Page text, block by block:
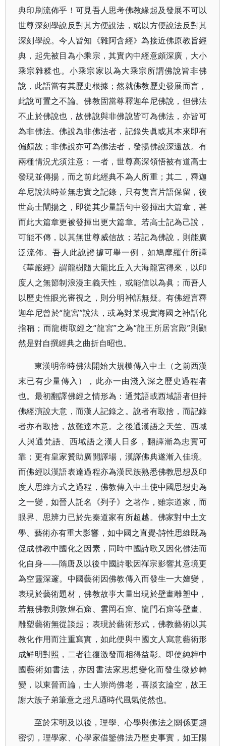
典印刷流佈乎！可見吾人思考佛教緣起及發展不可以
世尊深刻學說反對其方便說法，或以方便說法反對其
深刻學說。今人皆知《雜阿含經》為接近佛原教旨經
典，起先被目為小乘宗，其實內中經意頗深廣，大小
乘宗雜糅也。小乘宗家以為大乘宗所謂佛說皆非佛
說，此語當有其歷史根據；然就佛教歷史發展而言，
此說可置之不論。佛教固當尊釋迦牟尼佛說，但佛法
不止於佛說也，故佛說與非佛說皆可為佛法，亦皆可
為非佛法。佛說為非佛法者，記錄失眞或其本來即有
偏頗故；非佛說亦可為佛法者，發揚佛說深遠故。有
兩種情況尤須注意：一者，世尊高深領悟被有道高士
發現並傳揚，而之前此經典不為人所重；其二，釋迦
牟尼說法時並無忠實之記錄，只有隻言片語保留，後
世高士闡揚之，即從其少量語句中發揮出大篇章，甚
而此大篇章更被發揮出更大篇章。若高士記為己說，
可能不傳，以其無世尊威信故；若記為佛說，則能廣
泛流佈。吾人此說證據可舉一例，如鳩摩羅什所譯
《華嚴經》謂龍樹隨大龍比丘入大海龍宮得來，以印
度人之無節制浪漫主義天性，或能信以為眞；而吾人
以歷史性眼光審視之，則分明神話無疑。有佛經言釋
迦牟尼曾於“龍宮”說法，或為對某現實海國之神話化
指稱；而龍樹取經之“龍宮”之為“龍王所居宮殿”則顯
然是對自撰經典之曲折自昭也。
東漢明帝時佛法開始大規模傳入中土（之前西漢
末已有少量傳入），此亦一由淺入深之歷史過程者
也。最初翻譯佛經之情形為：通梵語或西域語者但持
佛經演說大意，而漢人記錄之。說者有取捨，而記錄
者亦有取捨，故難達本意。之後通漢語之天竺、西域
人與通梵語、西域語之漢人日多，翻譯漸為忠實可
靠；更有皇家贊助廣開譯場，漢譯佛典遂漸入佳境。
而佛經以漢語表達過程亦為漢民族熟悉佛教思想及印
度人思維方式之過程，佛教傳入中土使中國思想史為
之一變，如晉人託名《列子》之著作，雖宗道家，而
眼界、思辨力已於先秦道家有所超越。佛家對中土文
學、藝術亦有重大影響，如中國之直覺-詩性思維既為
促成佛教中國化之因素，同時中國詩歌又因化佛法而
化自身——隋唐及以後中國詩歌因禪宗影響其意境更
為空靈深邃。中國藝術因佛教傳入而發生一大嬗變，
表現於藝術題材，佛教故事大量出現於壁畫雕塑中，
若無佛教則敦煌石窟、雲岡石窟、龍門石窟等壁畫、
雕塑藝術無從談起；表現於藝術形式，佛教藝術以其
教化作用而注重寫實，如此便與中國文人寫意藝術形
成鮮明對照，二者往復激發而相得益彰。即使純粹中
國藝術如書法，亦因書法家思想變化而發生微妙轉
變，以東晉而論，士人崇尚佛老，喜談玄論空，故王
謝大族子弟筆意之超凡迺時代風氣使然也。
至於宋明及以後，理學、心學與佛法之關係更趨
密切，理學家、心學家借鑒佛法乃歷史事實，如王陽